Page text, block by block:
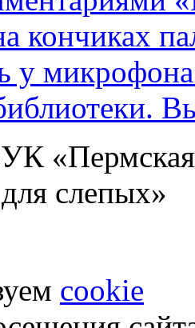
кончиках
у
«Пермская
слепых»
cookie